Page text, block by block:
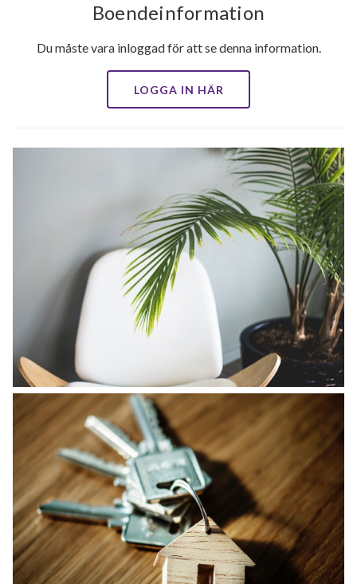
Boendeinformation
Du måste vara inloggad för att se denna information.
LOGGA IN HÄR